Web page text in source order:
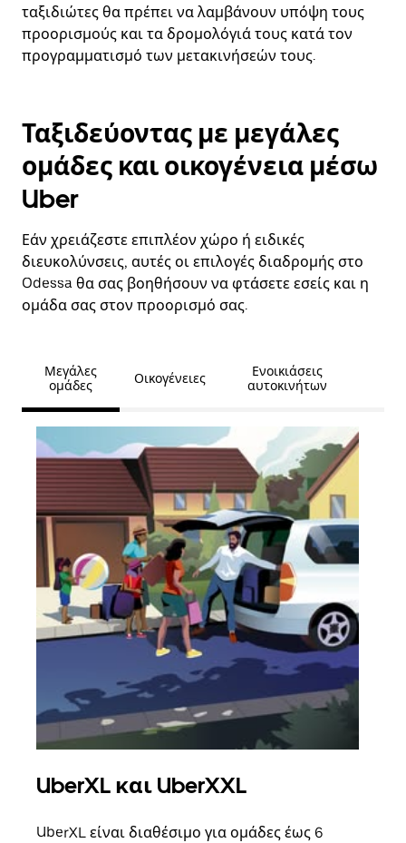
ταξιδιώτες θα πρέπει να λαμβάνουν υπόψη τους
προορισμούς και τα δρομολόγιά τους κατά τον
προγραμματισμό των μετακινήσεών τους.
Ταξιδεύοντας με μεγάλες
ομάδες και οικογένεια μέσω
Uber
Εάν χρειάζεστε επιπλέον χώρο ή ειδικές
διευκολύνσεις, αυτές οι επιλογές διαδρομής στο
Odessa θα σας βοηθήσουν να φτάσετε εσείς και η
ομάδα σας στον προορισμό σας.
Μεγάλες
ομάδες
Οικογένειες
Ενοικιάσεις
αυτοκινήτων
UberXL και UberXXL
UberXL είναι διαθέσιμο για ομάδες έως 6